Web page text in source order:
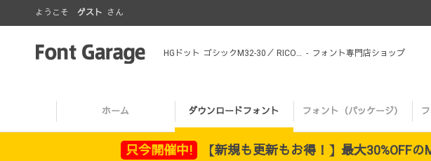
ようこそ ゲスト さん
HGドット_ゴシックM32-30／ RICOH（リコー） - フォント専門店ショップ
ホーム ダウンロードフォント フォント（パッケージ）
只今開催中! 【新規も更新もお得！】最大30%OFF